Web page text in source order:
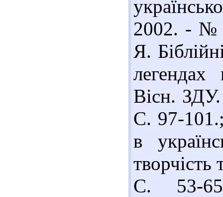
2002. - №
Я.
Вісн.
С. 97-
в
С. 53-